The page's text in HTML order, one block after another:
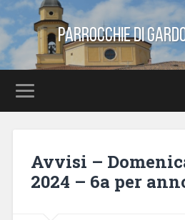
Parrocchie di
Avvisi –
2024 – 6a per